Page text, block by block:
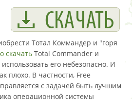
Тотал Коммандер и "горя
скачать Total Commander и
его небезопасно. И
плохо. В частности, Free
с задачей быть лучшим
операционной системы